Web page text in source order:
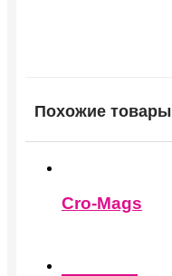
Похожие товары
Cro-Mags